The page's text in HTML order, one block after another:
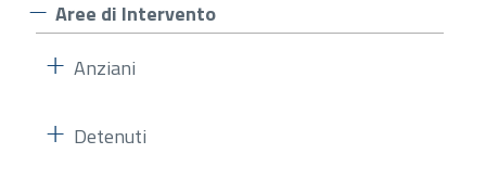
Aree di Intervento
Anziani
Detenuti